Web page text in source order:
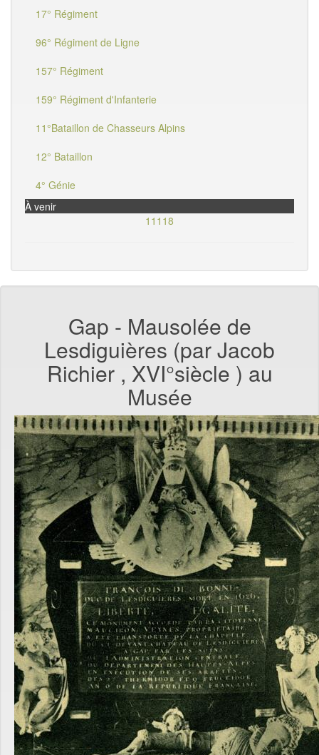
17° Régiment
96° Régiment de Ligne
157° Régiment
159° Régiment d'Infanterie
11°Bataillon de Chasseurs Alpins
12° Bataillon
4° Génie
À venir
11118
Gap - Mausolée de
Lesdiguières (par Jacob
Richier , XVI°siècle ) au
Musée